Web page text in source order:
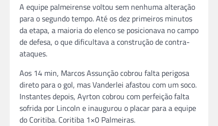
A equipe palmeirense voltou sem nenhuma alteração
para o segundo tempo. Até os dez primeiros minutos
da etapa, a maioria do elenco se posicionava no campo
de defesa, o que dificultava a construção de contra-
ataques.
Aos 14 min, Marcos Assunção cobrou falta perigosa
direto para o gol, mas Vanderlei afastou com um soco.
Instantes depois, Ayrton cobrou com perfeição falta
sofrida por Lincoln e inaugurou o placar para a equipe
do Coritiba. Coritiba 1×0 Palmeiras.